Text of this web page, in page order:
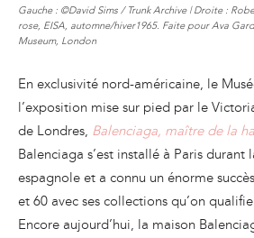
Gauche : ©David Sims / Trunk Archive | Droite :
rose, EISA, automne/hiver1965. Faite pour Ava
Museum, London
En exclusivité nord-américaine, le
l’exposition mise sur pied par le
de Londres, Balenciaga, maître de la
Balenciaga s’est installé à Paris durant
espagnole et a connu un énorme
et 60 avec ses collections qu’on
Encore aujourd’hui, la maison